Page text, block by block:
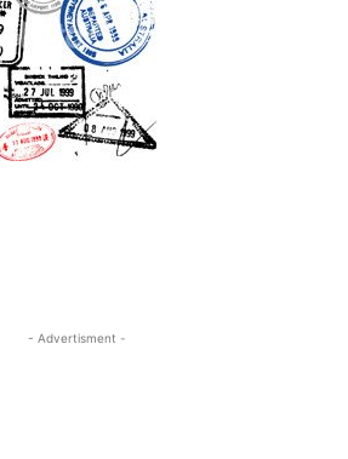
- Advertisment -